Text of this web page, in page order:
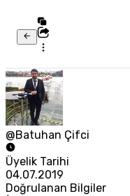
@Batuhan Çifci
Üyelik Tarihi
04.07.2019
Doğrulanan Bilgiler